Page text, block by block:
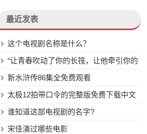
最近发表
这个电视剧名称是什么？
“让青春吹动了你的长筏，让他牵引你的
梦”出自哪个片子？哪一年的？
新水浒传86集全免费观看
太极12拍带口令的完整版免费下载中文
版谁知道这部电视剧的名字?
宋佳演过哪些电影